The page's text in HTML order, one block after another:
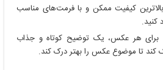
کیفیت ممکن و با فرمت‌های مناسب
برای هر عکس، یک توضیح کوتاه و جذاب
تا موضوع عکس را بهتر درک کند.